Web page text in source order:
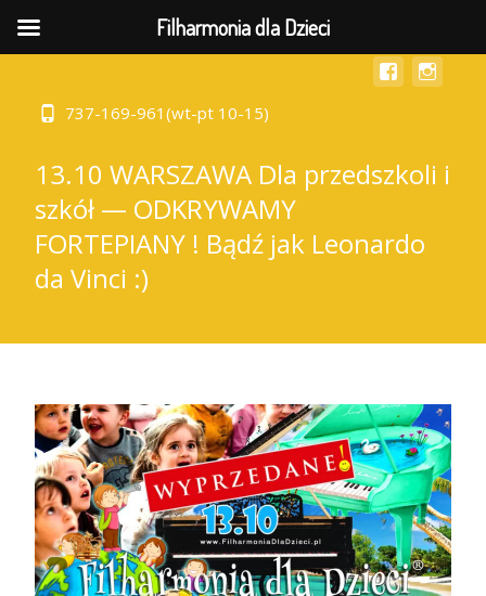
737-169-961(wt-pt 10-15)
13.10 WARSZAWA Dla przedszkoli i
szkół — ODKRYWAMY
FORTEPIANY ! Bądź jak Leonardo
da Vinci :)
Filharmonia dla Dzieci